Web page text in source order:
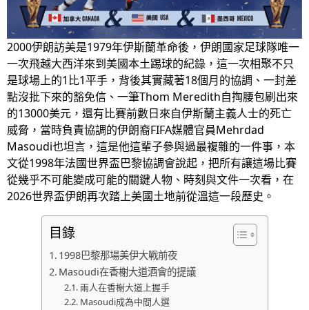
2000伊朗訪美是1979年伊斯蘭革命後，伊朗國家足球隊唯一
一次飛越大西洋來到美國本土踢球的紀錄，這一次相聚不只
是球場上的1比1平手，背後其實藏著18個月的協調、一封差
點沒批下來的豁免信、一筆Thom Meredith自掏腰包刷出來
的13000美元，還有比賽前數日來自伊斯蘭主義人士的死亡
威脅，當時負責協調的伊朗裔FIFA媒體官員Mehrdad
Masoudi也坦言，這是他這輩子參與過最複雜的一件事，本
文從1998年法國世界盃巴黎協調會說起，把所有讓這場比賽
從幾乎不可能變成可能的關鍵人物、時刻與文件一次看，在
2026世界盃伊朗再次踏上美國土地前從溫這一段歷史。
目錄
1998巴黎那場美伊大戰前夜
Masoudi在香榭大道酒會的提議
兩人在香榭大道上握手
Masoudi成為中間人選